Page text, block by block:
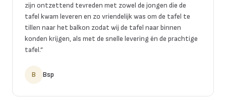
zijn ontzettend tevreden met zowel de jongen die de
tafel kwam leveren en zo vriendelijk was om de tafel te
tillen naar het balkon zodat wij de tafel naar binnen
konden krijgen, als met de snelle levering én de prachtige
tafel.”
B Bsp